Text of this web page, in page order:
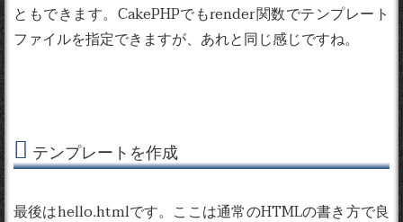
ともできます。CakePHPでもrender関数でテンプレート
ファイルを指定できますが、あれと同じ感じですね。
テンプレートを作成
最後はhello.htmlです。ここは通常のHTMLの書き方で良